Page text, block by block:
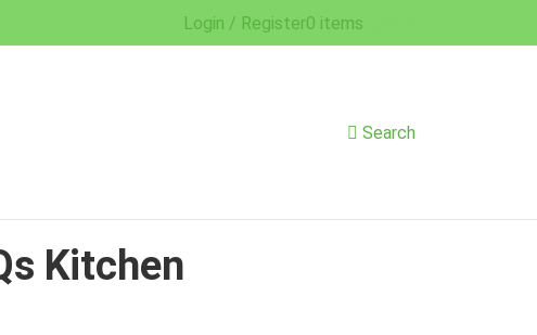
Login / Register0 items
Search
Kitchen